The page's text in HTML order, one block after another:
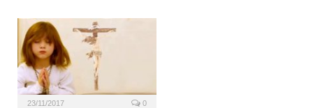
23/11/2017 0